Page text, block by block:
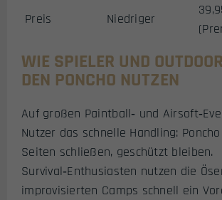
Preis
Niedriger
WIE SPIELER UND
DEN PONCHO NUTZEN
Auf großen Paintball‑ und
Nutzer das schnelle Handling:
Seiten schließen, geschützt bleiben.
Survival‑Enthusiasten nutzen die
improvisierten Camps schnell ein